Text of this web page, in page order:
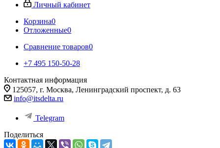
Личный кабинет
Корзина0
Отложенные0
Сравнение товаров0
+7 495 150-50-28
Контактная информация
125057, г. Москва, Ленинградский проспект, д. 63
info@itsdelta.ru
Telegram
Поделиться